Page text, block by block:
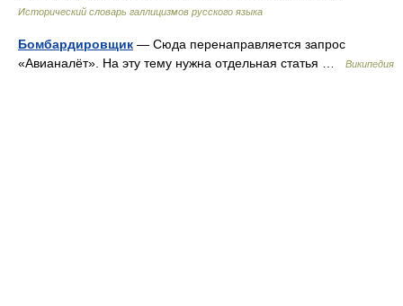
Исторический словарь галлицизмов русского языка
Бомбардировщик — Сюда перенаправляется запрос
«Авианалёт». На эту тему нужна отдельная статья …
Википедия